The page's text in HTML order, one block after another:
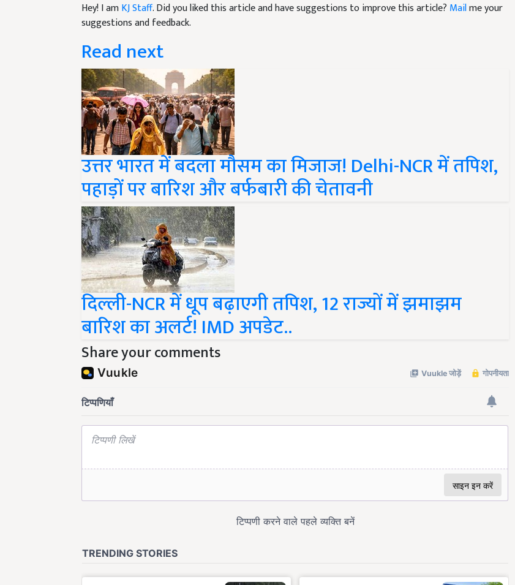
suggestions and feedback.
Read next
उत्तर भारत में बदला मौसम का मिजाज! Delhi-NCR में तपिश,
पहाड़ों पर बारिश और बर्फबारी की चेतावनी
दिल्ली-NCR में धूप बढ़ाएगी तपिश, 12 राज्यों में झमाझम
बारिश का अलर्ट! IMD अपडेट..
Share your comments